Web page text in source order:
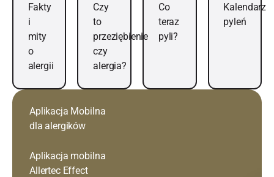
Fakty
i
mity
o
alergii
Czy
to
przeziębienie
czy
alergia?
Co
teraz
pyli?
Kalendarz
pyleń
Aplikacja Mobilna
dla alergików
Aplikacja mobilna
Allertec Effect